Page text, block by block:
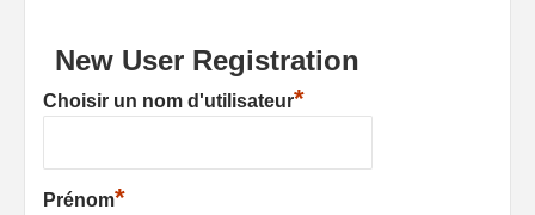
New User Registration
Choisir un nom d'utilisateur*
Prénom*